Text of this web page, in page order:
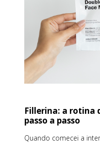
Fillerina: a rotina
passo a passo
Quando comecei a